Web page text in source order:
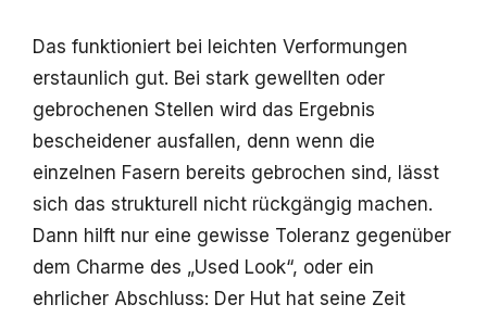
Das funktioniert bei leichten Verformungen
erstaunlich gut. Bei stark gewellten oder
gebrochenen Stellen wird das Ergebnis
bescheidener ausfallen, denn wenn die
einzelnen Fasern bereits gebrochen sind, lässt
sich das strukturell nicht rückgängig machen.
Dann hilft nur eine gewisse Toleranz gegenüber
dem Charme des „Used Look“, oder ein
ehrlicher Abschluss: Der Hut hat seine Zeit